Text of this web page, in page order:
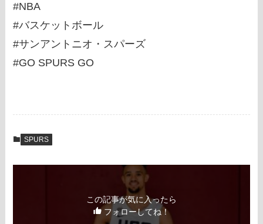
#NBA
#バスケットボール
#サンアントニオ・スパーズ
#GO SPURS GO
SPURS
この記事が気に入ったら
フォローしてね！